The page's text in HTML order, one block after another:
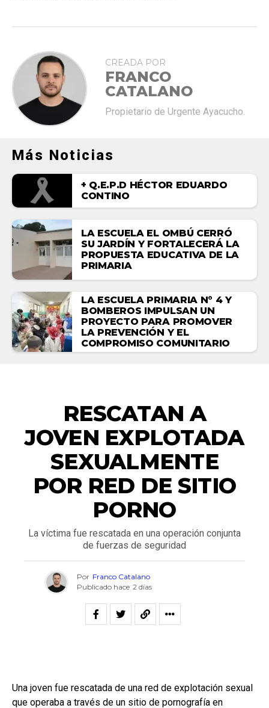
CREADA POR
FRANCO
CATALANO
Propietario de Urgente Ayacucho.
Más Noticias
+ Q.E.P.D HÉCTOR EDUARDO
CONTINO
LA ESCUELA EL OMBÚ CERRÓ
SU JARDÍN Y FORTALECERÁ LA
PROPUESTA EDUCATIVA DE LA
PRIMARIA
LA ESCUELA PRIMARIA N° 4 Y
BOMBEROS IMPULSAN UN
PROYECTO PARA PROMOVER
LA PREVENCIÓN Y EL
COMPROMISO COMUNITARIO
RESCATAN A
JOVEN EXPLOTADA
SEXUALMENTE
POR RED DE SITIO
PORNO
La víctima fue rescatada en una operación conjunta
de fuerzas de seguridad
Por Franco Catalano
Publicado hace 2 días
Una joven fue rescatada de una red de explotación sexual
que operaba a través de un sitio de pornografía en